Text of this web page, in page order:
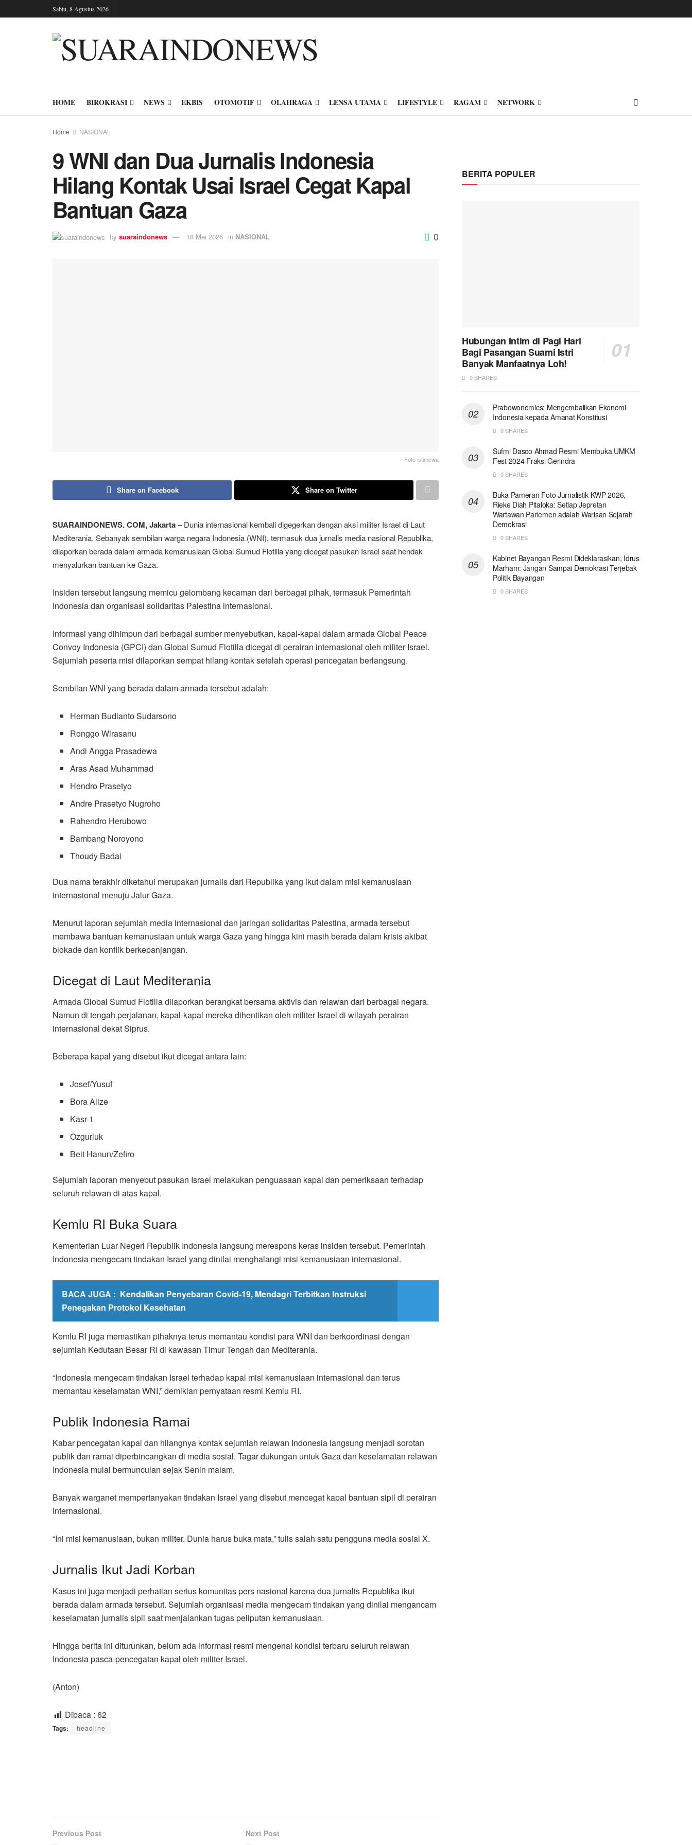
Sabtu, 8 Agustus 2026
HOME BIROKRASI NEWS EKBIS OTOMOTIF OLAHRAGA LENSA UTAMA LIFESTYLE RAGAM NETWORK
Home NASIONAL
9 WNI dan Dua Jurnalis Indonesia
Hilang Kontak Usai Israel Cegat Kapal
Bantuan Gaza
by suaraindonews 18 Mei 2026 in NASIONAL 0
Foto istimewa
Share on Facebook Share on Twitter
SUARAINDONEWS. COM, Jakarta– Dunia internasional kembali digegerkan dengan aksi militer Israel di Laut
Mediterania. Sebanyak sembilan warga negara Indonesia (WNI), termasuk dua jurnalis media nasional Republika,
dilaporkan berada dalam armada kemanusiaan Global Sumud Flotilla yang dicegat pasukan Israel saat hendak
menyalurkan bantuan ke Gaza.
Insiden tersebut langsung memicu gelombang kecaman dari berbagai pihak, termasuk Pemerintah
Indonesia dan organisasi solidaritas Palestina internasional.
Informasi yang dihimpun dari berbagai sumber menyebutkan, kapal-kapal dalam armada Global Peace
Convoy Indonesia (GPCI) dan Global Sumud Flotilla dicegat di perairan internasional oleh militer Israel.
Sejumlah peserta misi dilaporkan sempat hilang kontak setelah operasi pencegatan berlangsung.
Sembilan WNI yang berada dalam armada tersebut adalah:
Herman Budianto Sudarsono
Ronggo Wirasanu
Andi Angga Prasadewa
Aras Asad Muhammad
Hendro Prasetyo
Andre Prasetyo Nugroho
Rahendro Herubowo
Bambang Noroyono
Thoudy Badai
Dua nama terakhir diketahui merupakan jurnalis dari Republika yang ikut dalam misi kemanusiaan
internasional menuju Jalur Gaza.
Menurut laporan sejumlah media internasional dan jaringan solidaritas Palestina, armada tersebut
membawa bantuan kemanusiaan untuk warga Gaza yang hingga kini masih berada dalam krisis akibat
blokade dan konflik berkepanjangan.
Dicegat di Laut Mediterania
Armada Global Sumud Flotilla dilaporkan berangkat bersama aktivis dan relawan dari berbagai negara.
Namun di tengah perjalanan, kapal-kapal mereka dihentikan oleh militer Israel di wilayah perairan
internasional dekat Siprus.
Beberapa kapal yang disebut ikut dicegat antara lain:
Josef/Yusuf
Bora Alize
Kasr-1
Ozgurluk
Beit Hanun/Zefiro
Sejumlah laporan menyebut pasukan Israel melakukan penguasaan kapal dan pemeriksaan terhadap
seluruh relawan di atas kapal.
Kemlu RI Buka Suara
Kementerian Luar Negeri Republik Indonesia langsung merespons keras insiden tersebut. Pemerintah
Indonesia mengecam tindakan Israel yang dinilai menghalangi misi kemanusiaan internasional.
BACA JUGA : Kendalikan Penyebaran Covid-19, Mendagri Terbitkan Instruksi
Penegakan Protokol Kesehatan
Kemlu RI juga memastikan pihaknya terus memantau kondisi para WNI dan berkoordinasi dengan
sejumlah Kedutaan Besar RI di kawasan Timur Tengah dan Mediterania.
“Indonesia mengecam tindakan Israel terhadap kapal misi kemanusiaan internasional dan terus
memantau keselamatan WNI,” demikian pernyataan resmi Kemlu RI.
Publik Indonesia Ramai
Kabar pencegatan kapal dan hilangnya kontak sejumlah relawan Indonesia langsung menjadi sorotan
publik dan ramai diperbincangkan di media sosial. Tagar dukungan untuk Gaza dan keselamatan relawan
Indonesia mulai bermunculan sejak Senin malam.
Banyak warganet mempertanyakan tindakan Israel yang disebut mencegat kapal bantuan sipil di perairan
internasional.
“Ini misi kemanusiaan, bukan militer. Dunia harus buka mata,” tulis salah satu pengguna media sosial X.
Jurnalis Ikut Jadi Korban
Kasus ini juga menjadi perhatian serius komunitas pers nasional karena dua jurnalis Republika ikut
berada dalam armada tersebut. Sejumlah organisasi media mengecam tindakan yang dinilai mengancam
keselamatan jurnalis sipil saat menjalankan tugas peliputan kemanusiaan.
Hingga berita ini diturunkan, belum ada informasi resmi mengenai kondisi terbaru seluruh relawan
Indonesia pasca-pencegatan kapal oleh militer Israel.
(Anton)
Dibaca : 62
Tags: headline
Previous Post Next Post
BERITA POPULER
Hubungan Intim di Pagi Hari
Bagi Pasangan Suami Istri
Banyak Manfaatnya Loh!
0 SHARES
Prabowonomics: Mengembalikan Ekonomi
Indonesia kepada Amanat Konstitusi
0 SHARES
Sufmi Dasco Ahmad Resmi Membuka UMKM
Fest 2024 Fraksi Gerindra
0 SHARES
Buka Pameran Foto Jurnalistik KWP 2026,
Rieke Diah Pitaloka: Setiap Jepretan
Wartawan Parlemen adalah Warisan Sejarah
Demokrasi
0 SHARES
Kabinet Bayangan Resmi Dideklarasikan, Idrus
Marham: Jangan Sampai Demokrasi Terjebak
Politik Bayangan
0 SHARES